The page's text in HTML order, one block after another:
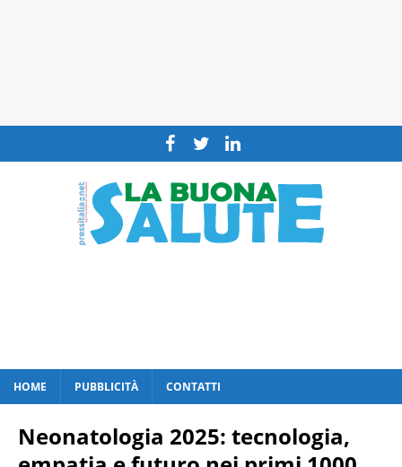
HOME PUBBLICITÀ CONTATTI
Neonatologia 2025: tecnologia,